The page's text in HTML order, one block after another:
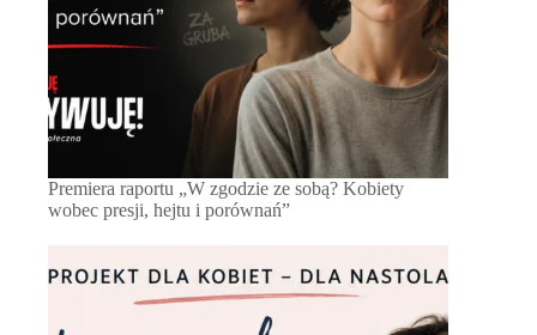
Premiera raportu „W zgodzie ze sobą? Kobiety
wobec presji, hejtu i porównań”